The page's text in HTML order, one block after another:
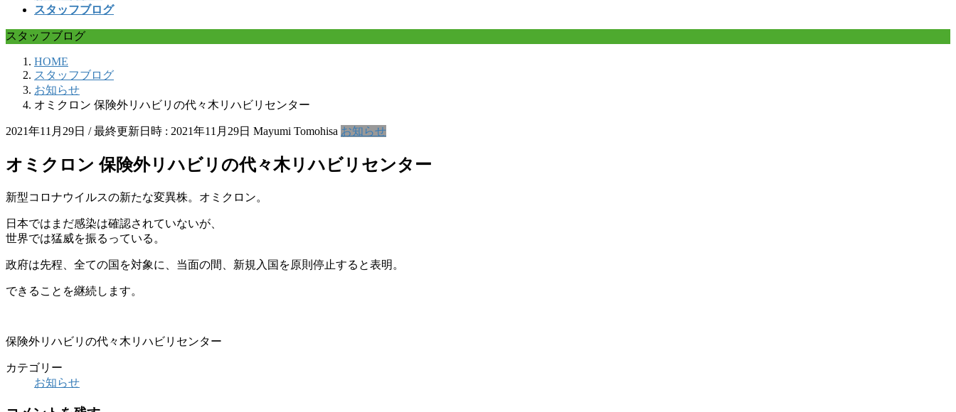
スタッフブログ
スタッフブログ
HOME
スタッフブログ
お知らせ
オミクロン 保険外リハビリの代々木リハビリセンター
2021年11月29日 / 最終更新日時 : 2021年11月29日 Mayumi Tomohisa お知らせ
オミクロン 保険外リハビリの代々木リハビリセンター
新型コロナウイルスの新たな変異株。オミクロン。
日本ではまだ感染は確認されていないが、
世界では猛威を振るっている。
政府は先程、全ての国を対象に、当面の間、新規入国を原則停止すると表明。
できることを継続します。
保険外リハビリの代々木リハビリセンター
カテゴリー
お知らせ